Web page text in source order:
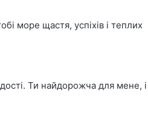
море щастя, успіхів і теплих
Ти найдорожча для мене, і